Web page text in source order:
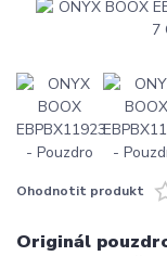
Ohodnotit produkt
Originál